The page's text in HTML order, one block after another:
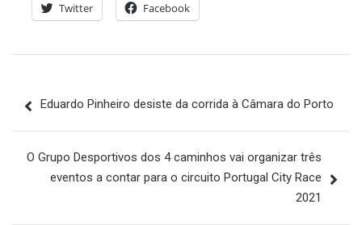
Twitter Facebook
de
Eduardo Pinheiro desiste da corrida à Câmara do Porto
O Grupo Desportivos dos 4 caminhos vai organizar três
eventos a contar para o circuito Portugal City Race
2021